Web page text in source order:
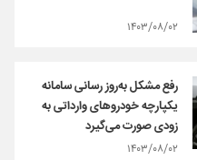
۱۴۰۳/۰۸/۰۲
رفع مشکل به‌روز رسانی سامانه
یکپارچه خودروهای وارداتی به
زودی صورت می‌گیرد
۱۴۰۳/۰۸/۰۲